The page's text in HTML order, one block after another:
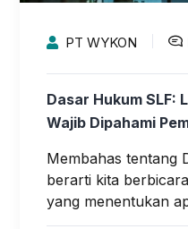
PT WYKON
Dasar Hukum SLF:
Wajib Dipahami
Membahas tentang
berarti kita
yang menentukan